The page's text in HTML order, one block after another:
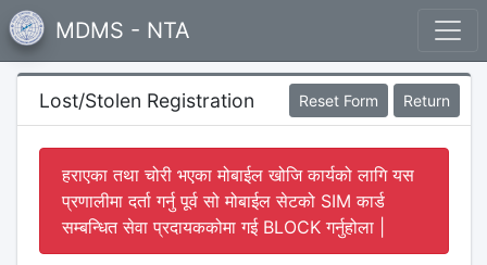
MDMS - NTA
Lost/Stolen Registration Reset Form Return
हराएका तथा चोरी भएका मोबाईल खोजि कार्यको लागि यस
प्रणालीमा दर्ता गर्नु पूर्व सो मोबाईल सेटको SIM कार्ड
सम्बन्धित सेवा प्रदायककोमा गई BLOCK गर्नुहोला |